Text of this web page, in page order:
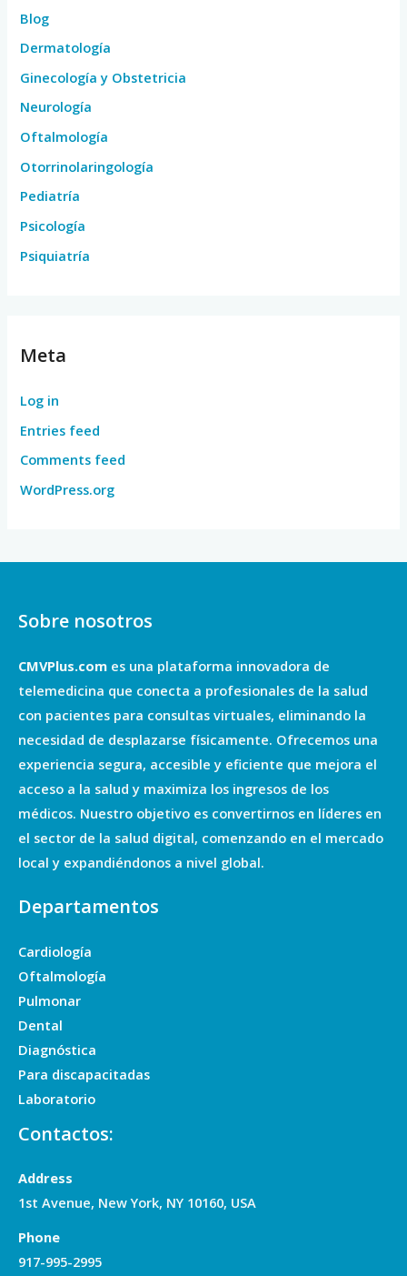
Blog
Dermatología
Ginecología y Obstetricia
Neurología
Oftalmología
Otorrinolaringología
Pediatría
Psicología
Psiquiatría
Meta
Log in
Entries feed
Comments feed
WordPress.org
Sobre nosotros
CMVPlus.com es una plataforma innovadora de
telemedicina que conecta a profesionales de la salud
con pacientes para consultas virtuales, eliminando la
necesidad de desplazarse físicamente. Ofrecemos una
experiencia segura, accesible y eficiente que mejora el
acceso a la salud y maximiza los ingresos de los
médicos. Nuestro objetivo es convertirnos en líderes en
el sector de la salud digital, comenzando en el mercado
local y expandiéndonos a nivel global.
Departamentos
Cardiología
Oftalmología
Pulmonar
Dental
Diagnóstica
Para discapacitadas
Laboratorio
Contactos:
Address
1st Avenue, New York, NY 10160, USA
Phone
917-995-2995